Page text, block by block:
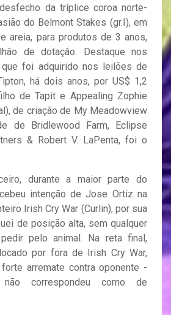
da tríplice coroa norte-
do Belmont Stakes (gr.I), em
areia, para produtos de 3 anos,
de dotação. Destaque nos
foi adquirido nos leilões de
há dois anos, por US$ 1,2
de Tapit e Appealing Zophie
de criação de My Meadowview
de Bridlewood Farm, Eclipse
& Robert V. LaPenta, foi o
durante a maior parte do
intenção de Jose Ortiz na
Irish Cry War (Curlin), por sua
de posição alta, sem qualquer
pelo animal. Na reta final,
por fora de Irish Cry War,
arremate contra oponente -
correspondeu como de